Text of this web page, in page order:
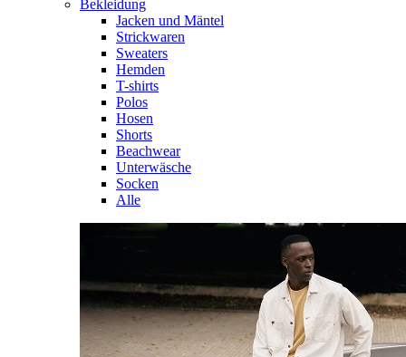
Bekleidung
Jacken und Mäntel
Strickwaren
Sweaters
Hemden
T-shirts
Polos
Hosen
Shorts
Beachwear
Unterwäsche
Socken
Alle